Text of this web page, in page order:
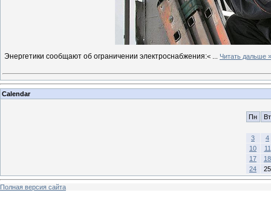
Энергетики сообщают об ограничении электроснабжения:< Читать дальше »
Calendar
Пн Вт
3
4
10
11
17
18
24
25
Полная версия сайта